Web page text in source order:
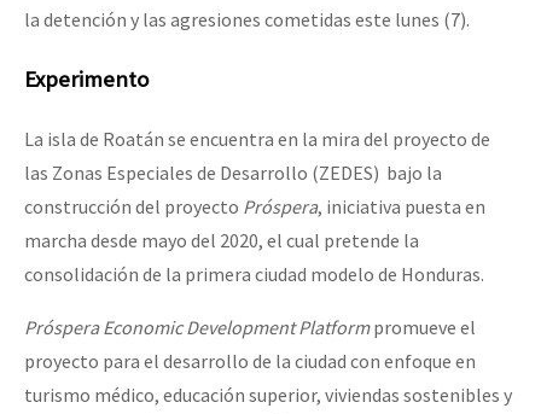
la detención y las agresiones cometidas este lunes (7).
Experimento
La isla de Roatán se encuentra en la mira del proyecto de
las Zonas Especiales de Desarrollo (ZEDES) bajo la
construcción del proyecto Próspera, iniciativa puesta en
marcha desde mayo del 2020, el cual pretende la
consolidación de la primera ciudad modelo de Honduras.
Próspera Economic Development Platformpromueve el
proyecto para el desarrollo de la ciudad con enfoque en
turismo médico, educación superior, viviendas sostenibles y